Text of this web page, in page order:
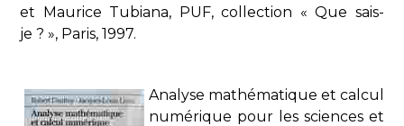
et Maurice Tubiana, PUF, collection « Que sais-
je ? », Paris, 1997.
Analyse mathématique et calcul
numérique pour les sciences et